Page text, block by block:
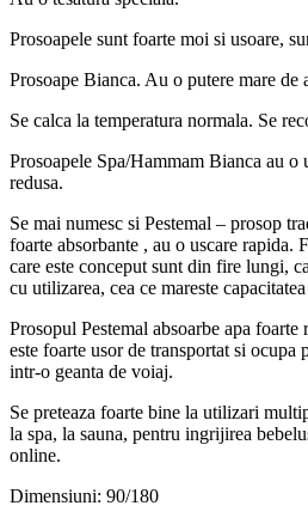
Prosoapele sunt foarte moi si usoare,
Prosoape Bianca. Au o putere mare de
Se calca la temperatura normala. Se
Prosoapele Spa/Hammam Bianca au o
redusa.
Se mai numesc si Pestemal – prosop
foarte absorbante , au o uscare rapida.
care este conceput sunt din fire lungi,
cu utilizarea, cea ce mareste
Prosopul Pestemal absoarbe apa foarte
este foarte usor de transportat si ocupa
intr-o geanta de voiaj.
Se preteaza foarte bine la utilizari
la spa, la sauna, pentru ingrijirea
online.
Dimensiuni: 90/180